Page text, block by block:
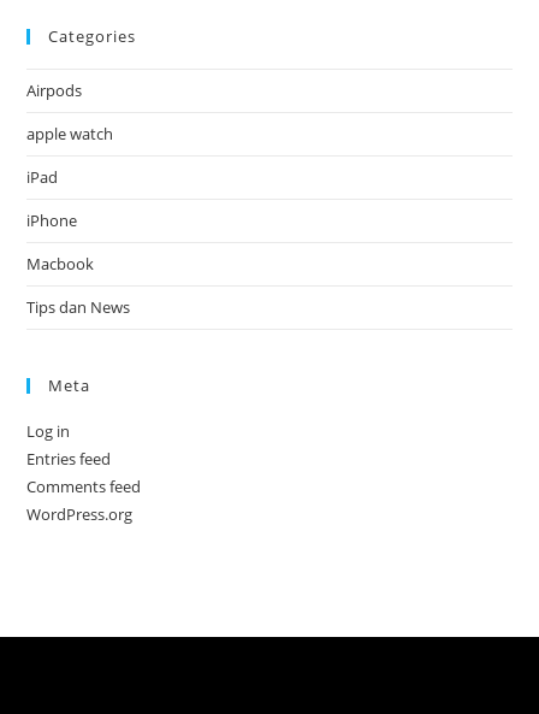
Categories
Airpods
apple watch
iPad
iPhone
Macbook
Tips dan News
Meta
Log in
Entries feed
Comments feed
WordPress.org